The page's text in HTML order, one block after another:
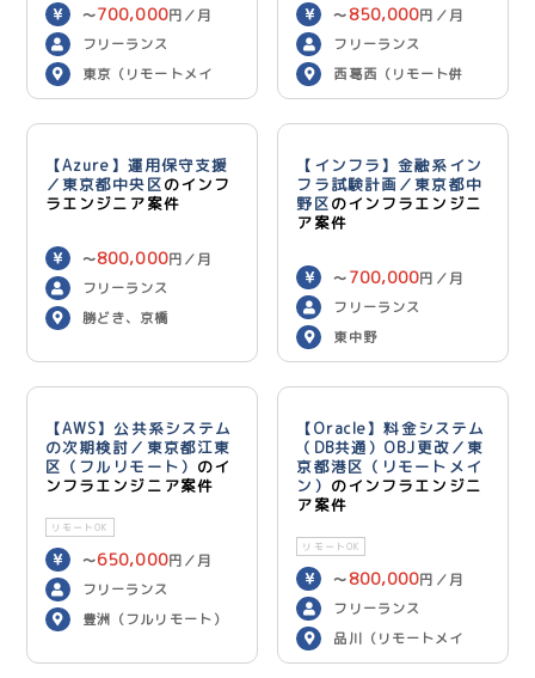
〜700,000円／月
フリーランス
東京（リモートメイ
ン）
〜 850,000円／月
フリーランス
西葛西（リモート併
用）
【Azure】運用保守支援
／東京都中央区のインフ
ラエンジニア案件
〜800,000円／月
フリーランス
勝どき、京橋
【インフラ】金融系イン
フラ試験計画／東京都中
野区のインフラエンジニ
ア案件
〜 700,000円／月
フリーランス
東中野
【AWS】公共系システム
の次期検討／東京都江東
区（フルリモート） のイ
ンフラエンジニア案件
リモートOK
〜650,000円／月
フリーランス
豊洲（フルリモート）
【Oracle】料金システム
（DB共通）OBJ更改／東
京都港区（リモートメイ
ン） のインフラエンジニ
ア案件
リモートOK
〜 800,000円／月
フリーランス
品川（リモートメイ
ン）